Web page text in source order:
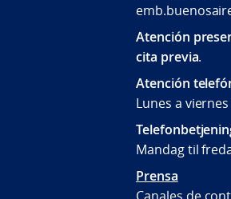
Atención
cita previa.
Atención
Lunes a
Mandag til
Prensa